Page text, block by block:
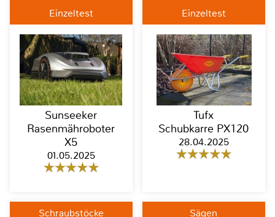
Einzeltest
Sunseeker
Rasenmähroboter
X5
01.05.2025
Einzeltest
Tufx
Schubkarre PX120
28.04.2025
Schraubstöcke
Sägen